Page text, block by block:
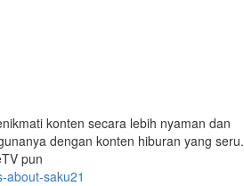
konten secara lebih nyaman dan
dengan konten hiburan yang seru.
pun
about-saku21